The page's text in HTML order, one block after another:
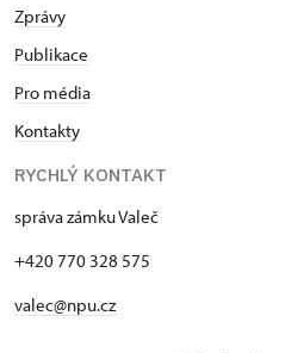
Zprávy
Publikace
Pro média
Kontakty
RYCHLÝ KONTAKT
správa zámku Valeč
+420 770 328 575
valec@npu.cz